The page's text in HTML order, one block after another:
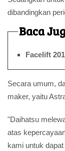
dibandingkan
Baca
Facelift
Secara umum,
maker, yaitu
"Daihatsu
atas
kami untuk